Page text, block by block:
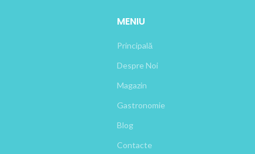
MENIU
Principală
Despre Noi
Magazin
Gastronomie
Blog
Contacte